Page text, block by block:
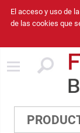
El acceso y uso de
de las cookies que